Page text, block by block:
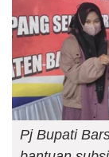
Pj Bupati